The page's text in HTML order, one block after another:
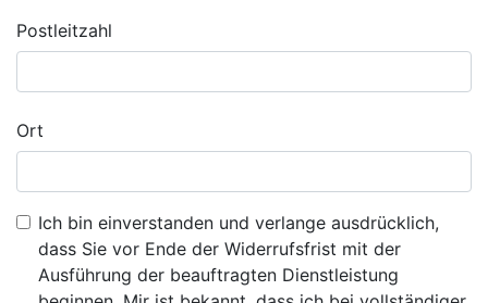
Postleitzahl
Ort
Ich bin einverstanden und verlange ausdrücklich,
dass Sie vor Ende der Widerrufsfrist mit der
Ausführung der beauftragten Dienstleistung